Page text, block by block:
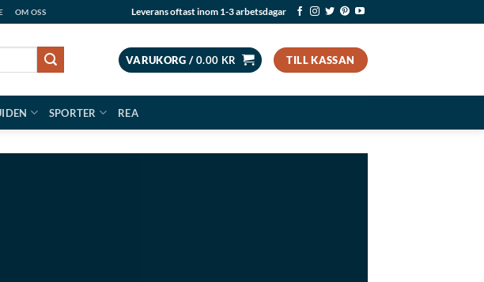
OM OSS Leverans oftast inom 1-3 arbetsdagar
VARUKORG /0.00 KR TILL KASSAN
SPORTER REA